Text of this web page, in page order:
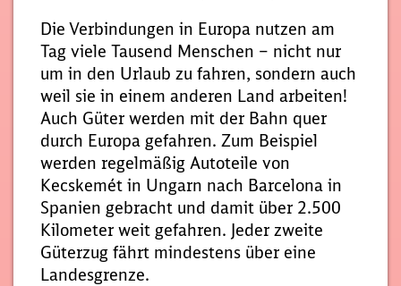
Die Verbindungen in Europa nutzen am
Tag viele Tausend Menschen – nicht nur
um in den Urlaub zu fahren, sondern auch
weil sie in einem anderen Land arbeiten!
Auch Güter werden mit der Bahn quer
durch Europa gefahren. Zum Beispiel
werden regelmäßig Autoteile von
Kecskemét in Ungarn nach Barcelona in
Spanien gebracht und damit über 2.500
Kilometer weit gefahren. Jeder zweite
Güterzug fährt mindestens über eine
Landesgrenze.